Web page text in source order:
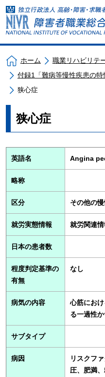
ホーム
職業リハビリテ
付録1「難病等慢性疾患の特
狭心症
狭心症
英語名 Angina
略称
区分 その他の
就労実態情報 就労関連
日本の患者数
程度判定基準の
有無
なし
病気の内容
心筋にお
る一過性
サブタイプ
病因
リスクフ
圧、肥満